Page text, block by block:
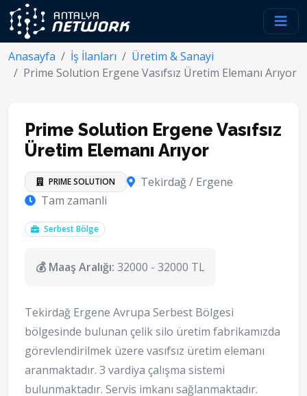
Anasayfa İş İlanları
Üretim & Sanayi
Prime Solution Ergene Vasıfsız Üretim Elemanı Arıyor
Prime Solution Ergene Vasıfsız
Üretim Elemanı Arıyor
PRIME SOLUTION
Tekirdağ / Ergene
Tam zamanli
Serbest Bölge
💰 Maaş Aralığı: 32000 - 32000 TL
Tekirdağ Ergene Avrupa Serbest Bölgesi
bölgesinde bulunan çelik silo üretim fabrikamızda
görevlendirilmek üzere vasıfsız üretim elemanı
aranmaktadır. 3 vardiya çalışma sistemi
bulunmaktadır. Servis imkanı sağlanmaktadır.